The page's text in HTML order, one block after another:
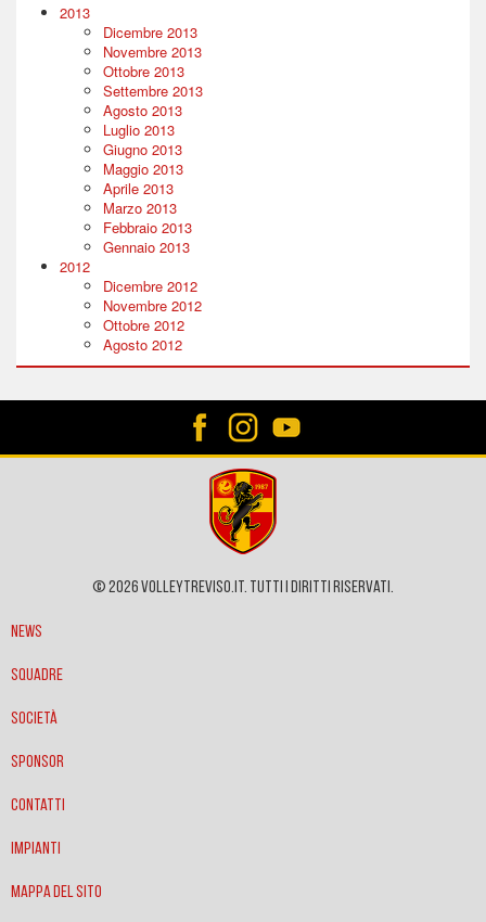
2013
Dicembre 2013
Novembre 2013
Ottobre 2013
Settembre 2013
Agosto 2013
Luglio 2013
Giugno 2013
Maggio 2013
Aprile 2013
Marzo 2013
Febbraio 2013
Gennaio 2013
2012
Dicembre 2012
Novembre 2012
Ottobre 2012
Agosto 2012
© 2026 VOLLEYTREVISO.IT. Tutti i diritti riservati.
News
Squadre
Società
Sponsor
Contatti
Impianti
Mappa del sito